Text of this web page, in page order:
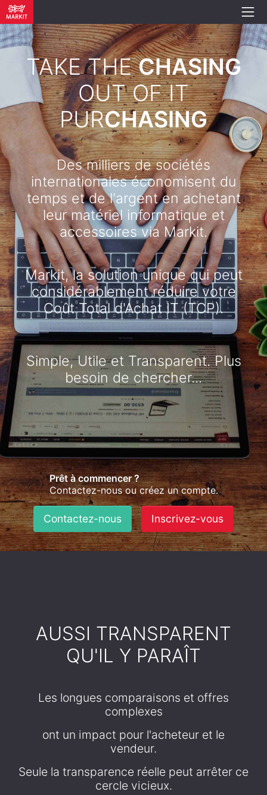
TAKE THECHASING
OUT OF IT
PURCHASING
Des milliers de sociétés
internationales économisent du
temps et de l'argent en achetant
leur matériel informatique et
accessoires via Markit.
Markit, la solution unique qui peut
considérablement réduire votre
Coût Total d'Achat IT (TCP).
Simple, Utile et Transparent. Plus
besoin de chercher...
Prêt à commencer ?
Contactez-nous ou créez un compte.
Contactez-nous Inscrivez-vous
AUSSI TRANSPARENT
QU'IL Y PARAÎT
Les longues comparaisons et offres
complexes
ont un impact pour l'acheteur et le
vendeur.
Seule la transparence réelle peut arrêter ce
cercle vicieux.